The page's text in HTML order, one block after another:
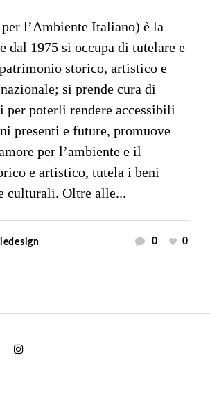
l’Ambiente Italiano) è la
dal 1975 si occupa di tutelare e
storico, artistico e
si prende cura di
per poterli rendere accessibili
presenti e future, promuove
per l’ambiente e il
e artistico, tutela i beni
culturali. Oltre alle...
0 0